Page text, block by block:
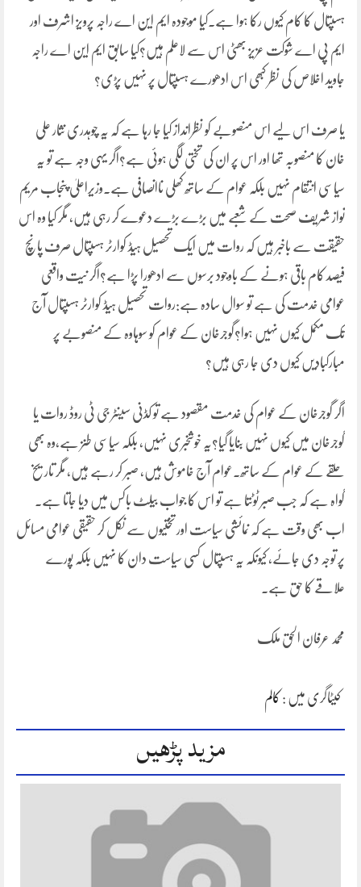
ہسپتال کا کام کیوں رکا ہوا ہے۔کیا موجودہ ایم این اے راجہ پرویز اشرف اور
ایم پی اے شوکت عزیز بھٹی اس سے لاعلم ہیں؟کیا سابق ایم این اے راجہ
جاوید اخلاص کی نظر کبھی اس ادھورے ہسپتال پر نہیں پڑی؟
یا صرف اس لیے اس منصوبے کو نظرانداز کیا جا رہا ہے کہ یہ چوہدری نثار علی
خان کا منصوبہ تھا اور اس پر ان کی تختی لگی ہوئی ہے؟اگر یہی وجہ ہے تو یہ
سیاسی انتقام نہیں بلکہ عوام کے ساتھ کھلی ناانصافی ہے۔وزیراعلیٰ پنجاب مریم
نواز شریف صحت کے شعبے میں بڑے بڑے دعوے کر رہی ہیں، مگر کیا وہ اس
حقیقت سے باخبر ہیں کہ روات میں ایک تحصیل ہیڈ کوارٹر ہسپتال صرف پانچ
فیصد کام باقی ہونے کے باوجود برسوں سے ادھورا پڑا ہے؟اگر نیت واقعی
عوامی خدمت کی ہے تو سوال سادہ ہے:روات تحصیل ہیڈ کوارٹر ہسپتال آج
تک مکمل کیوں نہیں ہوا؟گوجرخان کے عوام کو سوہاوہ کے منصوبے پر
مبارکبادیں کیوں دی جا رہی ہیں؟
اگر گوجرخان کے عوام کی خدمت مقصود ہے تو کڈنی سینٹر جی ٹی روڈ روات یا
گوجرخان میں کیوں نہیں بنایا گیا؟یہ خوشخبری نہیں، بلکہ سیاسی طنز ہے،وہ بھی
حلقے کے عوام کے ساتھ۔عوام آج خاموش ہیں، صبر کر رہے ہیں، مگر تاریخ
گواہ ہے کہ جب صبر ٹوٹتا ہے تو اس کا جواب بیلٹ باکس میں دیا جاتا ہے۔
اب بھی وقت ہے کہ نمائشی سیاست اور تختیوں سے نکل کر حقیقی عوامی مسائل
پر توجہ دی جائے، کیونکہ یہ ہسپتال کسی سیاست دان کا نہیں بلکہ پورے
علاقے کا حق ہے۔
محمد عرفان الحق ملک
کیٹاگری میں : کالم
مزید پڑھیں